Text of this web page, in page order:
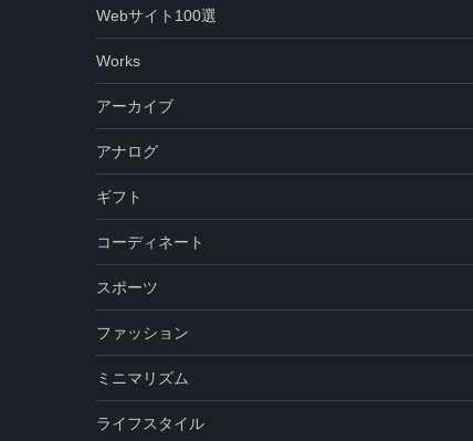
Webサイト100選
Works
アーカイブ
アナログ
ギフト
コーディネート
スポーツ
ファッション
ミニマリズム
ライフスタイル